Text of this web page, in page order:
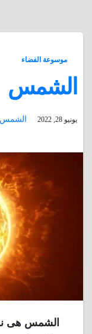
موسوعة الفضاء
الشمس
يونيو 28, 2022 الشمس